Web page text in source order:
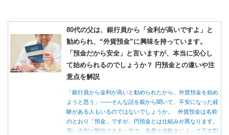
80代の父は、銀行員から「金利が高いですよ」と
勧められ、“外貨預金”に興味を持っています。
「預金だから安全」と言いますが、本当に安心し
て始められるのでしょうか？ 円預金との違いや注
意点を解説
「銀行員から金利が高いと勧められたから、外貨預金を始め
ようと思う」――そんな話を親から聞いて、不安になった経
験がある人もいるのではないでしょうか。 外貨預金は名前
のとおり「預金」ですが、円預金とは仕組みが異なります。
高い金利が期待できる一方で、為替の値動きによって元本割